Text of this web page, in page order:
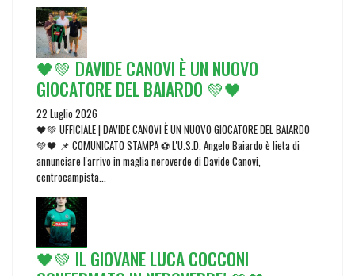
🖤💚 DAVIDE CANOVI È UN NUOVO
GIOCATORE DEL BAIARDO 💚🖤
22 Luglio 2026
🖤💚 UFFICIALE | DAVIDE CANOVI È UN NUOVO GIOCATORE DEL BAIARDO
💚🖤 📌 COMUNICATO STAMPA ⚽ L'U.S.D. Angelo Baiardo è lieta di
annunciare l'arrivo in maglia neroverde di Davide Canovi,
centrocampista...
🖤💚 IL GIOVANE LUCA COCCONI